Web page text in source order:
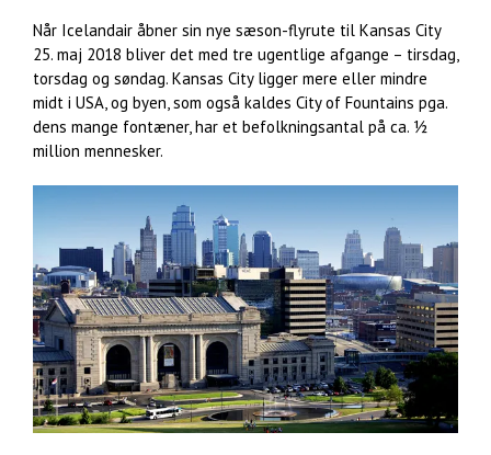
Når Icelandair åbner sin nye sæson-flyrute til Kansas City
25. maj 2018 bliver det med tre ugentlige afgange – tirsdag,
torsdag og søndag. Kansas City ligger mere eller mindre
midt i USA, og byen, som også kaldes City of Fountains pga.
dens mange fontæner, har et befolkningsantal på ca. ½
million mennesker.